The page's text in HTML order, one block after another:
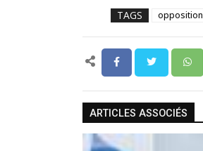
TAGS opposition
ARTICLES ASSOCIÉS